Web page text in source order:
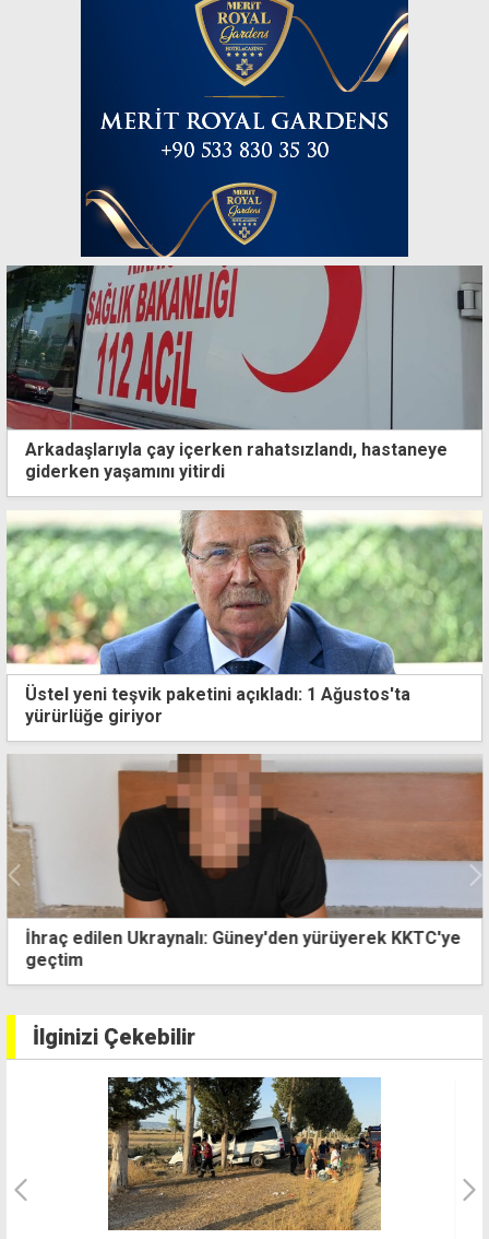
Arkadaşlarıyla çay içerken rahatsızlandı, hastaneye
giderken yaşamını yitirdi
Üstel yeni teşvik paketini açıkladı: 1 Ağustos'ta
yürürlüğe giriyor
İhraç edilen Ukraynalı: Güney'den yürüyerek KKTC'ye
geçtim
İlginizi Çekebilir